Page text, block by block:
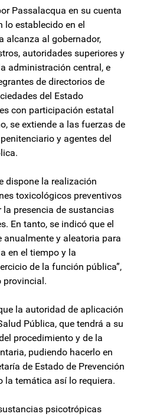
Passalacqua en su cuenta
lo establecido en el
alcanza al gobernador,
autoridades superiores y
administración central, e
de directorios de
del Estado
con participación estatal
se extiende a las fuerzas de
y agentes del
dispone la realización
toxicológicos preventivos
presencia de sustancias
En tanto, se indicó que el
anualmente y aleatoria para
en el tiempo y la
de la función pública”,
provincial.
la autoridad de aplicación
Pública, que tendrá a su
procedimiento y de la
pudiendo hacerlo en
de Estado de Prevención
la temática así lo requiera.
psicotrópicas